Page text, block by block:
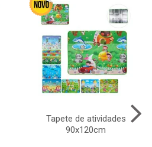
Tapete de atividades
90x120cm